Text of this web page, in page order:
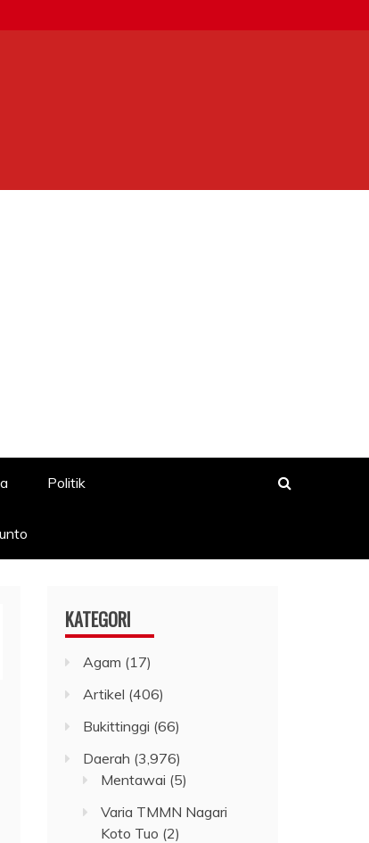
Politik
KATEGORI
Agam (17)
Artikel (406)
Bukittinggi (66)
Daerah (3,976)
Mentawai (5)
Varia TMMN Nagari
Koto Tuo (2)